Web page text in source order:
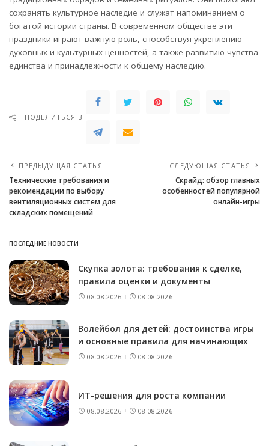
сохранять культурное наследие и служат напоминанием о
богатой истории страны. В современном обществе эти
праздники играют важную роль, способствуя укреплению
духовных и культурных ценностей, а также развитию чувства
единства и принадлежности к общему наследию.
ПОДЕЛИТЬСЯ В
ПРЕДЫДУЩАЯ СТАТЬЯ
Технические требования и
рекомендации по выбору
вентиляционных систем для
складских помещений
СЛЕДУЮЩАЯ СТАТЬЯ
Скрайд: обзор главных
особенностей популярной
онлайн-игры
ПОСЛЕДНИЕ НОВОСТИ
Скупка золота: требования к сделке,
правила оценки и документы
08.08.2026 08.08.2026
Волейбол для детей: достоинства игры
и основные правила для начинающих
08.08.2026 08.08.2026
ИТ-решения для роста компании
08.08.2026 08.08.2026